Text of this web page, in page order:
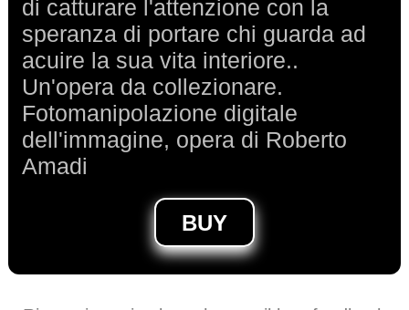
di catturare l'attenzione con la
speranza di portare chi guarda ad
acuire la sua vita interiore..
Un'opera da collezionare.
Fotomanipolazione digitale
dell'immagine, opera di Roberto
Amadi
BUY